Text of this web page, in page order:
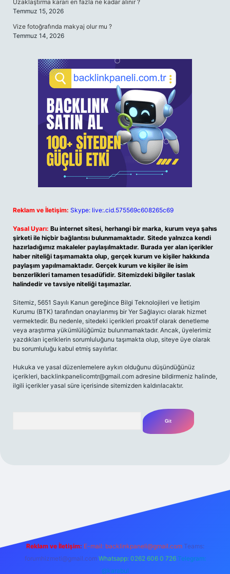
Uzaklaştırma kararı en fazla ne kadar alınır ?
Temmuz 15, 2026
Vize fotoğrafında makyaj olur mu ?
Temmuz 14, 2026
Reklam ve İletişim: Skype: live:.cid.575569c608265c69
Yasal Uyarı: Bu internet sitesi, herhangi bir marka, kurum veya şahıs
şirketi ile hiçbir bağlantısı bulunmamaktadır. Sitede yalnızca kendi
hazırladığımız makaleler paylaşılmaktadır. Burada yer alan içerikler
haber niteliği taşımamakta olup, gerçek kurum ve kişiler hakkında
paylaşım yapılmamaktadır. Gerçek kurum ve kişiler ile isim
benzerlikleri tamamen tesadüfidir. Sitemizdeki bilgiler taslak
halindedir ve tavsiye niteliği taşımazlar.
Sitemiz, 5651 Sayılı Kanun gereğince Bilgi Teknolojileri ve İletişim
Kurumu (BTK) tarafından onaylanmış bir Yer Sağlayıcı olarak hizmet
vermektedir. Bu nedenle, sitedeki içerikleri proaktif olarak denetleme
veya araştırma yükümlülüğümüz bulunmamaktadır. Ancak, üyelerimiz
yazdıkları içeriklerin sorumluluğunu taşımakta olup, siteye üye olarak
bu sorumluluğu kabul etmiş sayılırlar.
Hukuka ve yasal düzenlemelere aykırı olduğunu düşündüğünüz
içerikleri, backlinkpanelicomtr@gmail.com adresine bildirmeniz halinde,
ilgili içerikler yasal süre içerisinde sitemizden kaldırılacaktır.
Reklam ve İletişim: E-mail: backlinkpaneli@gmail.com Teams:
forumhizmeti@gmail.com Whatsapp: 0262 606 0 726 Telegram:
@karabul